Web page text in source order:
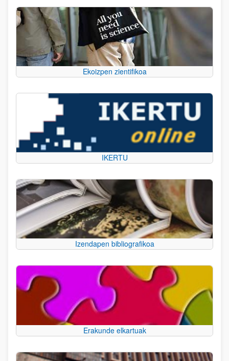
Ekoizpen zientifikoa
IKERTU
Izendapen bibliografikoa
Erakunde elkartuak